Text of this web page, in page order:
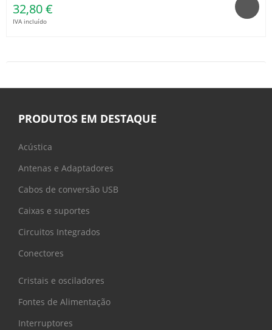
32,80 €
IVA incluído
PRODUTOS EM DESTAQUE
Acústica
Antenas e Adaptadores
Cabos de conversão USB
Caixas e suportes
Circuitos Integrados
Conectores
Cristais e osciladores
Fontes de Alimentação
Interruptores